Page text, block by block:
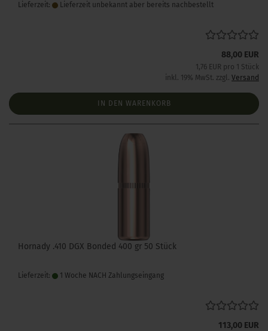
Lieferzeit: Lieferzeit unbekannt aber bereits nachbestellt
88,00 EUR
1,76 EUR pro 1 Stück
inkl. 19% MwSt. zzgl. Versand
IN DEN WARENKORB
Hornady .410 DGX Bonded 400 gr 50 Stück
Lieferzeit: 1 Woche NACH Zahlungseingang
113,00 EUR